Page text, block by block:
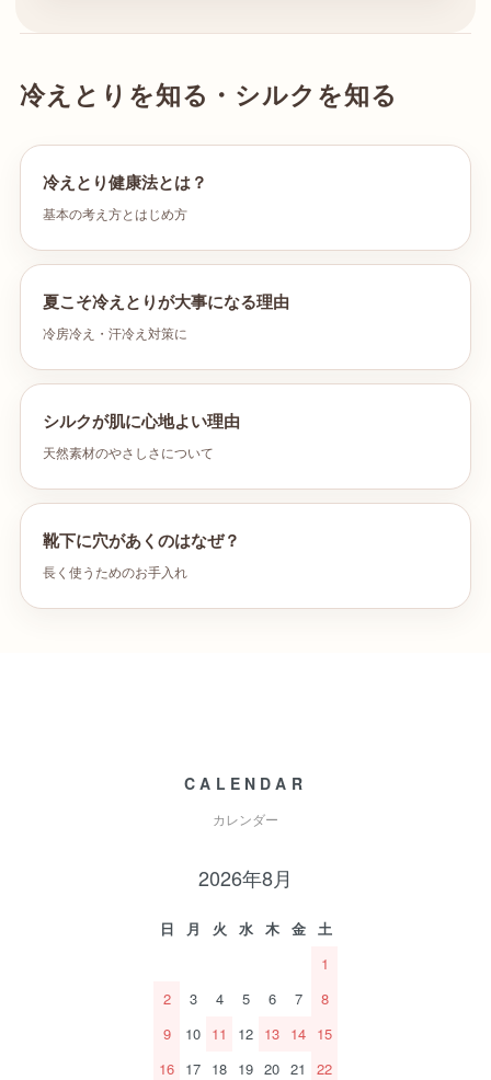
冷えとりを知る・シルクを知る
冷えとり健康法とは？
基本の考え方とはじめ方
夏こそ冷えとりが大事になる理由
冷房冷え・汗冷え対策に
シルクが肌に心地よい理由
天然素材のやさしさについて
靴下に穴があくのはなぜ？
長く使うためのお手入れ
CALENDAR
カレンダー
2026年8月
日 月 火 水 木 金
土
1
2
3 4 5 6 7
8
9
10 11 12 13 14 15
16 17 18 19 20 21
22